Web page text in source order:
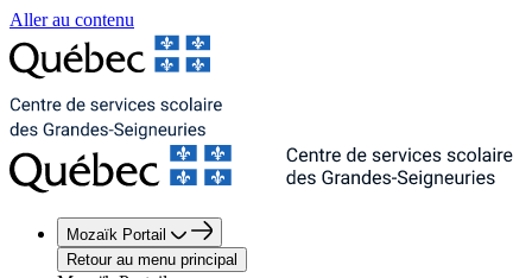
Aller au contenu
Mozaïk Portail
Retour au menu principal